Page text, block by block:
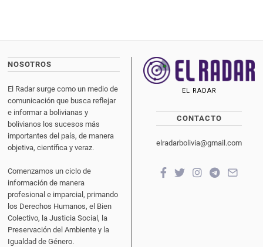
NOSOTROS
El Radar surge como un medio de
comunicación que busca reflejar
e informar a bolivianas y
bolivianos los sucesos más
importantes del país, de manera
objetiva, científica y veraz.
Comenzamos un ciclo de
información de manera
profesional e imparcial, primando
los Derechos Humanos, el Bien
Colectivo, la Justicia Social, la
Preservación del Ambiente y la
Igualdad de Género.
EL RADAR
CONTACTO
elradarbolivia@gmail.com